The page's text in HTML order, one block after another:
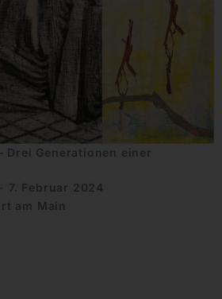
– Drei Generationen einer
7. Februar 2024
am Main